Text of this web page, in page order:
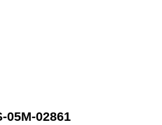
05M-02861